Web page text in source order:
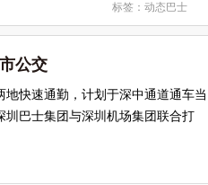
标签： 动态巴士
公交
快速通勤，计划于深中通道通车当
圳巴士集团与深圳机场集团联合打